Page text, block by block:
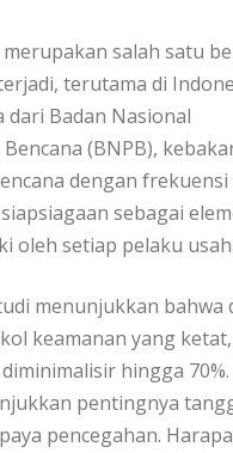
salah satu
terutama di
dari Badan Nasional
(BNPB),
dengan
sebagai
oleh setiap pelaku
menunjukkan bahwa
keamanan yang
hingga
pentingnya
pencegahan.